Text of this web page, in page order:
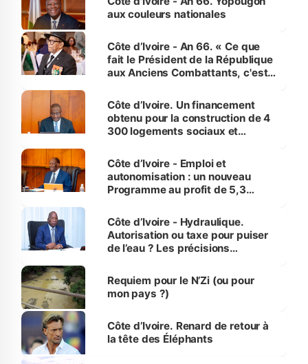
vies humaines »
aux couleurs nationales
Côte d’Ivoire - An 66. « Ce que
fait le Président de la République
aux Anciens Combattants, c'est
Côte d’Ivoire. Un financement
obtenu pour la construction de 4
300 logements sociaux et
et Yamoussoukro
Côte d’Ivoire - Emploi et
autonomisation : un nouveau
Programme au profit de 5,3
Côte d’Ivoire - Hydraulique.
Autorisation ou taxe pour puiser
de l’eau ? Les précisions
Requiem pour le N’Zi (ou pour
mon pays ?)
Côte d’Ivoire. Renard de retour à
la tête des Éléphants